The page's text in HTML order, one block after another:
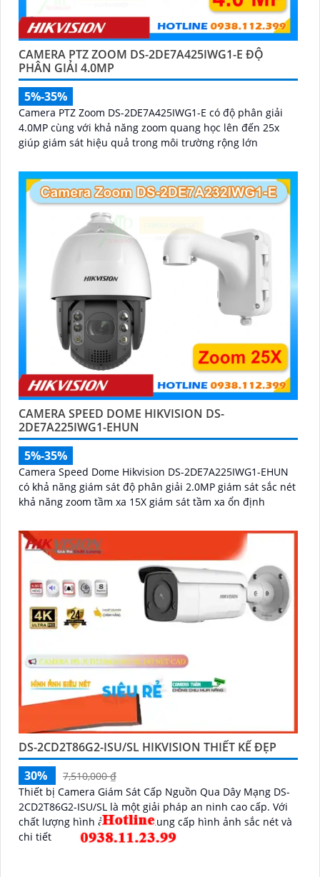
CAMERA PTZ ZOOM DS-2DE7A425IWG1-E ĐỘ
PHÂN GIẢI 4.0MP
5%-35%
Camera PTZ Zoom DS-2DE7A425IWG1-E có độ phân giải
4.0MP cùng với khả năng zoom quang học lên đến 25x
giúp giám sát hiệu quả trong môi trường rộng lớn
CAMERA SPEED DOME HIKVISION DS-
2DE7A225IWG1-EHUN
5%-35%
Camera Speed Dome Hikvision DS-2DE7A225IWG1-EHUN
có khả năng giám sát độ phân giải 2.0MP giám sát sắc nét
khả năng zoom tầm xa 15X giám sát tầm xa ổn định
DS-2CD2T86G2-ISU/SL HIKVISION THIẾT KẾ ĐẸP
30%
7,510,000 ₫
Thiết bị Camera Giám Sát Cấp Nguồn Qua Dây Mạng DS-
2CD2T86G2-ISU/SL là một giải pháp an ninh cao cấp. Với
chất lượng hình ảnh 4K, nó cung cấp hình ảnh sắc nét và
chi tiết